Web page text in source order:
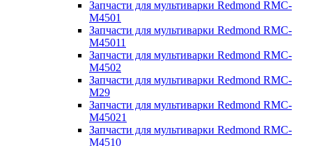
Запчасти для мультиварки Redmond RMC-
M4501
Запчасти для мультиварки Redmond RMC-
M45011
Запчасти для мультиварки Redmond RMC-
M4502
Запчасти для мультиварки Redmond RMC-
M29
Запчасти для мультиварки Redmond RMC-
M45021
Запчасти для мультиварки Redmond RMC-
M4510